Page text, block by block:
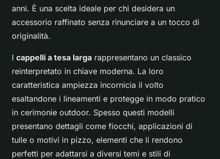
anni. È una scelta ideale per chi desidera un
accessorio raffinato senza rinunciare a un tocco di
originalità.
I cappelli a tesa larga rappresentano un classico
reinterpretato in chiave moderna. La loro
caratteristica ampiezza incornicia il volto
esaltandone i lineamenti e protegge in modo pratico
in cerimonie outdoor. Spesso questi modelli
presentano dettagli come fiocchi, applicazioni di
tulle o motivi in pizzo, elementi che li rendono
perfetti per adattarsi a diversi temi e stili di